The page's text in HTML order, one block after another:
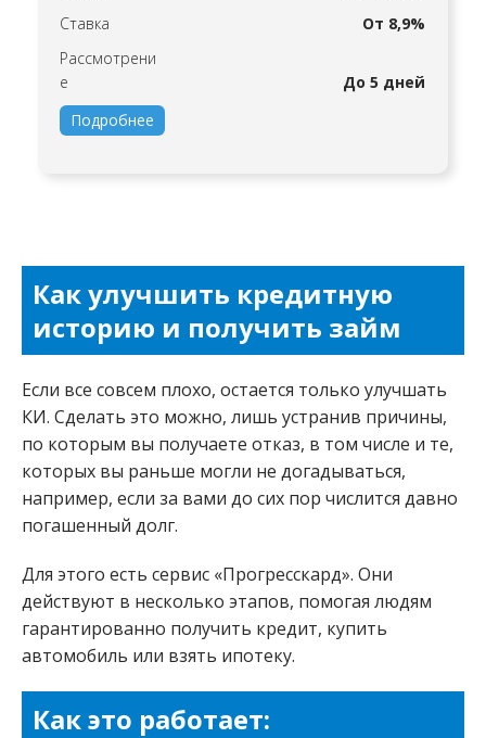
Ставка
От 8,9%
Рассмотрени
е
До 5 дней
Подробнее
Как улучшить кредитную
историю и получить займ
Если все совсем плохо, остается только улучшать
КИ. Сделать это можно, лишь устранив причины,
по которым вы получаете отказ, в том числе и те,
которых вы раньше могли не догадываться,
например, если за вами до сих пор числится давно
погашенный долг.
Для этого есть сервис «Прогресскард». Они
действуют в несколько этапов, помогая людям
гарантированно получить кредит, купить
автомобиль или взять ипотеку.
Как это работает: